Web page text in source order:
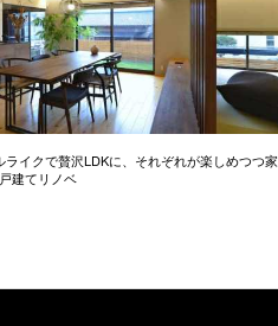
ライクで贅沢LDKに、それぞれが楽しめつつ家
建てリノベ